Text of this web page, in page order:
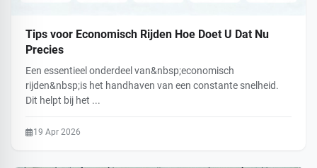
Tips voor Economisch Rijden Hoe Doet U Dat Nu
Precies
Een essentieel onderdeel van&nbsp;economisch
rijden&nbsp;is het handhaven van een constante snelheid.
Dit helpt bij het ...
19 Apr 2026